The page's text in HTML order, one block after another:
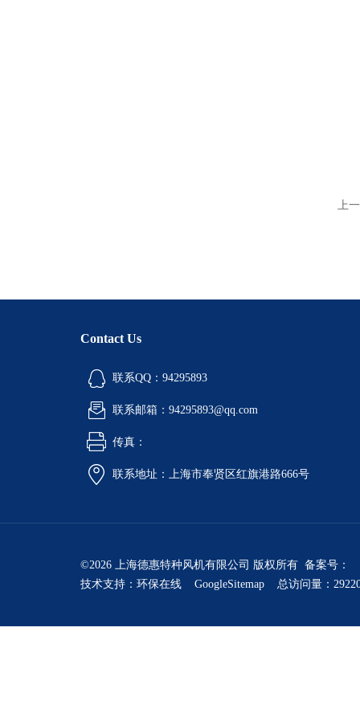
上
Contact Us
联系QQ：94295893
联系邮箱：94295893@qq.com
传真：
联系地址：上海市奉贤区红旗港路666号
©2026 上海德惠特种风机有限公司 版权所有 备案号：
技术支持： 环保在线 GoogleSitemap 总访问量：